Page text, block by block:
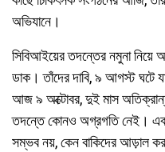
অভিযানে।
সিবিআইয়ের তদন্তের নমুনা নিয়ে
ডাক। তাঁদের দাবি, ৯ আগস্ট ঘটে
আজ ৯ অক্টোবর, দুই মাস
তদন্তে কোনও অগ্রগতি নেই।
সম্ভব নয়, কেন বাকিদের আড়াল